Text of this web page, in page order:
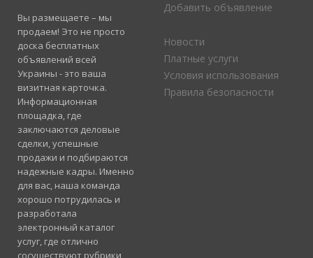
Вы размещаете – мы
продаем! Это не просто
доска бесплатных
объявлений всей
Украины - это ваша
визитная карточка.
Информационная
площадка, где
заключаются деловые
сделки, успешные
продажи и подбираются
надежные кадры. Именно
для вас, наша команда
хорошо потрудилась и
разработала
электронный каталог
услуг, где отлично
сосуществуют рубрики
Добавить объявление
Новости
Платные услуги
Условия использования
Правила безопасности